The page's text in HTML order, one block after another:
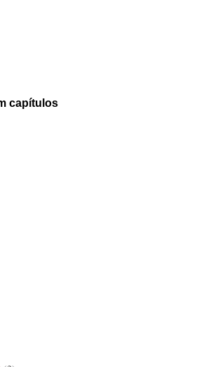
capítulos